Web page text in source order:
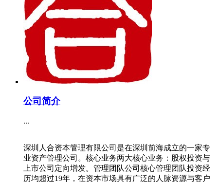
公司简介
...
深圳人合资本管理有限公司是在深圳前海成立的一家专
业资产管理公司。核心业务两大核心业务：股权投资与
上市公司定向增发。管理团队公司核心管理团队投资经
历均超过19年，在资本市场具有广泛的人脉资源与客户